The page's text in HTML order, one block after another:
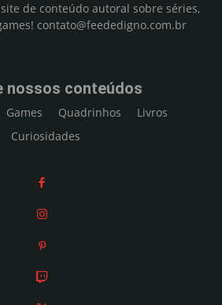
de conteúdo autoral sobre séries,
contato@feededigno.com.br
nossos conteúdos
Games Quadrinhos
Livros
Curiosidades